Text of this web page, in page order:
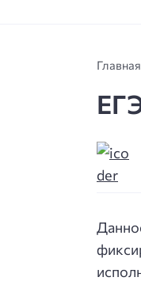
Главная